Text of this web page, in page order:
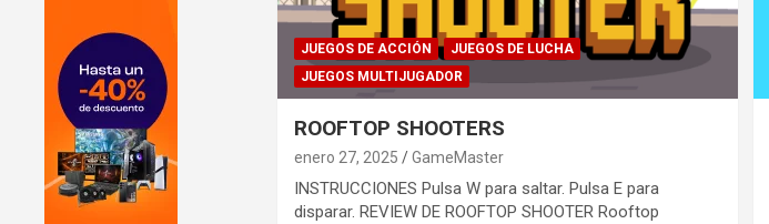
JUEGOS DE ACCIÓN
JUEGOS DE LUCHA
JUEGOS MULTIJUGADOR
ROOFTOP SHOOTERS
enero 27, 2025 GameMaster
INSTRUCCIONES Pulsa W para saltar. Pulsa E para
disparar. REVIEW DE ROOFTOP SHOOTER Rooftop